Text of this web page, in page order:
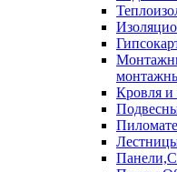
Кровля и